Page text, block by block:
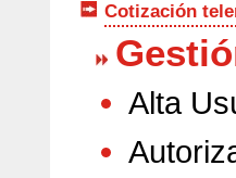
Cotización
Alta